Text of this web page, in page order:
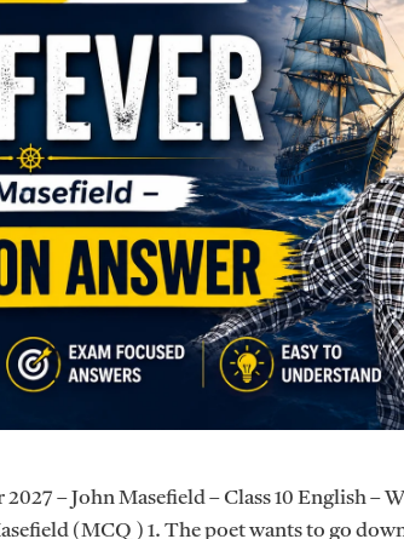
– John Masefield – Class 10 English –
(MCQ ) 1. The poet wants to go